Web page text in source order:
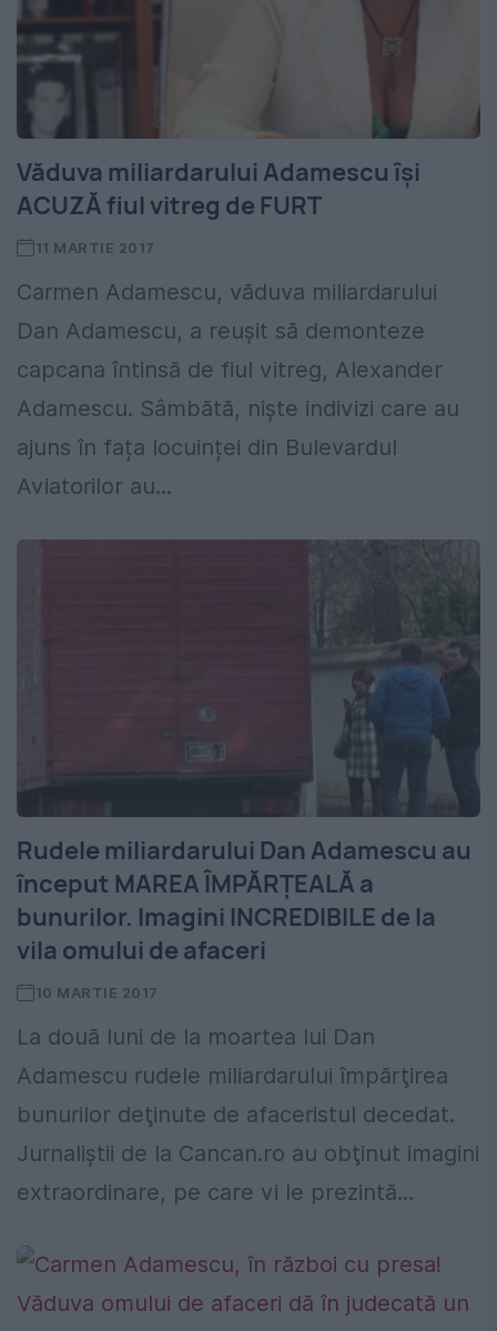
Văduva miliardarului Adamescu își
ACUZĂ fiul vitreg de FURT
11 MARTIE 2017
Carmen Adamescu, văduva miliardarului
Dan Adamescu, a reușit să demonteze
capcana întinsă de fiul vitreg, Alexander
Adamescu. Sâmbătă, niște indivizi care au
ajuns în fața locuinței din Bulevardul
Aviatorilor au...
Rudele miliardarului Dan Adamescu au
început MAREA ÎMPĂRȚEALĂ a
bunurilor. Imagini INCREDIBILE de la
vila omului de afaceri
10 MARTIE 2017
La două luni de la moartea lui Dan
Adamescu rudele miliardarului împărţirea
bunurilor deţinute de afaceristul decedat.
Jurnaliștii de la Cancan.ro au obţinut imagini
extraordinare, pe care vi le prezintă...